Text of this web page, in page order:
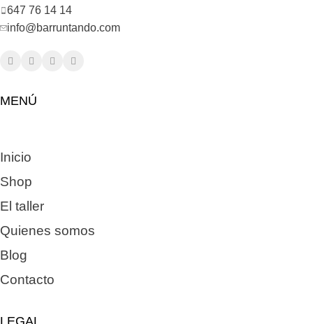
647 76 14 14
info@barruntando.com
MENÚ
Inicio
Shop
El taller
Quienes somos
Blog
Contacto